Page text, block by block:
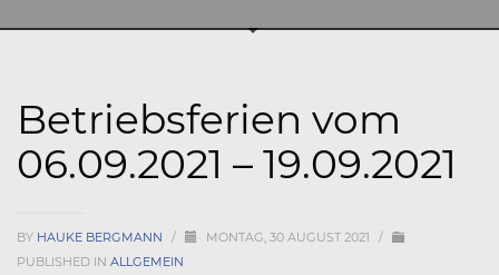
Betriebsferien vom
06.09.2021 – 19.09.2021
BY HAUKE BERGMANN / MONTAG, 30 AUGUST 2021
/
PUBLISHED IN ALLGEMEIN